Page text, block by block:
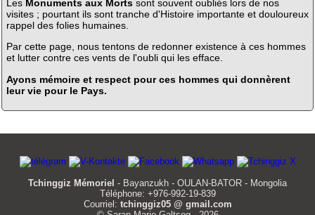
Les Monuments aux Mortssont souvent oubliés lors de nos
visites ; pourtant ils sont tranche d'Histoire importante et douloureux
rappel des folies humaines.
Par cette page, nous tentons de redonner existence à ces hommes
et lutter contre ces vents de l'oubli qui les efface.
Ayons mémoire et respect pour ces hommes qui donnèrent
leur vie pour le Pays.
Tchinggiz Mémoriel - Bayanzukh - OULAN-BATOR - Mongolia
Téléphone: +976-992-19-839
Courriel: tchinggiz05 @ gmail.com